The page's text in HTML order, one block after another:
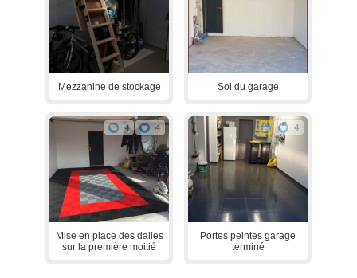
Mezzanine de stockage Sol du garage
4 4
Mise en place des dalles
sur la première moitié
4
Portes peintes garage
terminé